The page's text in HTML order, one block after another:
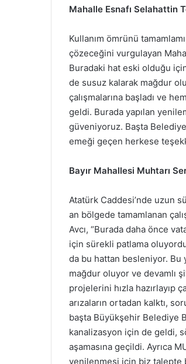
Mahalle Esnafı Selahattin
Kullanım ömrünü
çözeceğini vurgulayan
Buradaki hat eski olduğu
de susuz kalarak mağdur
çalışmalarına başladı ve
geldi. Burada yapılan
güveniyoruz. Başta
emeği geçen herkese
Bayır Mahallesi Muhtarı
Atatürk Caddesi’nde uzun
an bölgede tamamlanan
Avcı, “Burada daha önce
için sürekli patlama
da bu hattan besleniyor. Bu
mağdur oluyor ve devamlı
projelerini hızla hazırlayıp
arızaların ortadan kalktı,
başta Büyükşehir Belediye
kanalizasyon için de geldi,
aşamasına geçildi. Ayrıca
yenilenmesi için biz talepte